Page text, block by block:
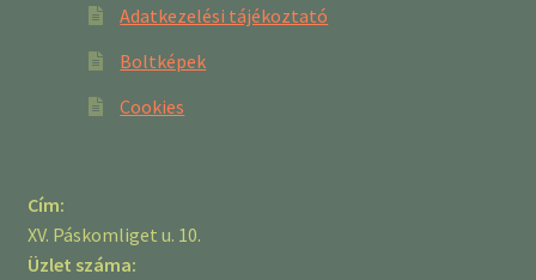
Adatkezelési tájékoztató
Boltképek
Cookies
Cím:
XV. Páskomliget u. 10.
Üzlet száma: